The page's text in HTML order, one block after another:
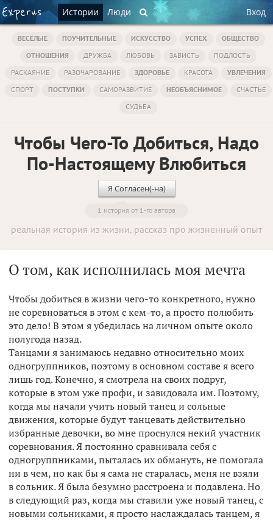
Истории Люди Вход
ВЕСЁЛЫЕ ПОУЧИТЕЛЬНЫЕ ИСКУССТВО УСПЕХ
ОБЩЕСТВО
ОТНОШЕНИЯ
ДРУЖБА ЛЮБОВЬ ЗАВИСТЬ
ПОДЛОСТЬ
РАСКАЯНИЕ
РАЗОЧАРОВАНИЕ ЗДОРОВЬЕ КРАСОТА
УВЛЕЧЕНИЯ
СПОРТ
ПОСТУПКИ САМОРАЗВИТИЕ НЕОБЪЯСНИМОЕ
СЧАСТЬЕ
СУДЬБА
Чтобы Чего-То Добиться, Надо
По-Настоящему Влюбиться
Я Согласен(-на)
1 история от 1-го автора
реальная история из жизни, рассказ про жизненный опыт
О том, как исполнилась моя мечта
Чтобы добиться в жизни чего-то конкретного, нужно
не соревноваться в этом с кем-то, а просто полюбить
это дело! В этом я убедилась на личном опыте около
полугода назад.
Танцами я занимаюсь недавно относительно моих
одногруппников, поэтому в основном составе я всего
лишь год. Конечно, я смотрела на своих подруг,
которые в этом уже профи, и завидовала им. Поэтому,
когда мы начали учить новый танец и сольные
движения, которые будут танцевать действительно
избранные девочки, во мне проснулся некий участник
соревнования. Я постоянно сравнивала себя с
одногруппниками, пыталась их обмануть, не помогала
ни в чем, но как бы я сама не старалась, меня не взяли
в сольник. Я была безумно расстроена и подавлена. Но
в следующий раз, когда мы ставили уже новый танец, с
новыми сольниками, я просто наслаждалась танцем, я